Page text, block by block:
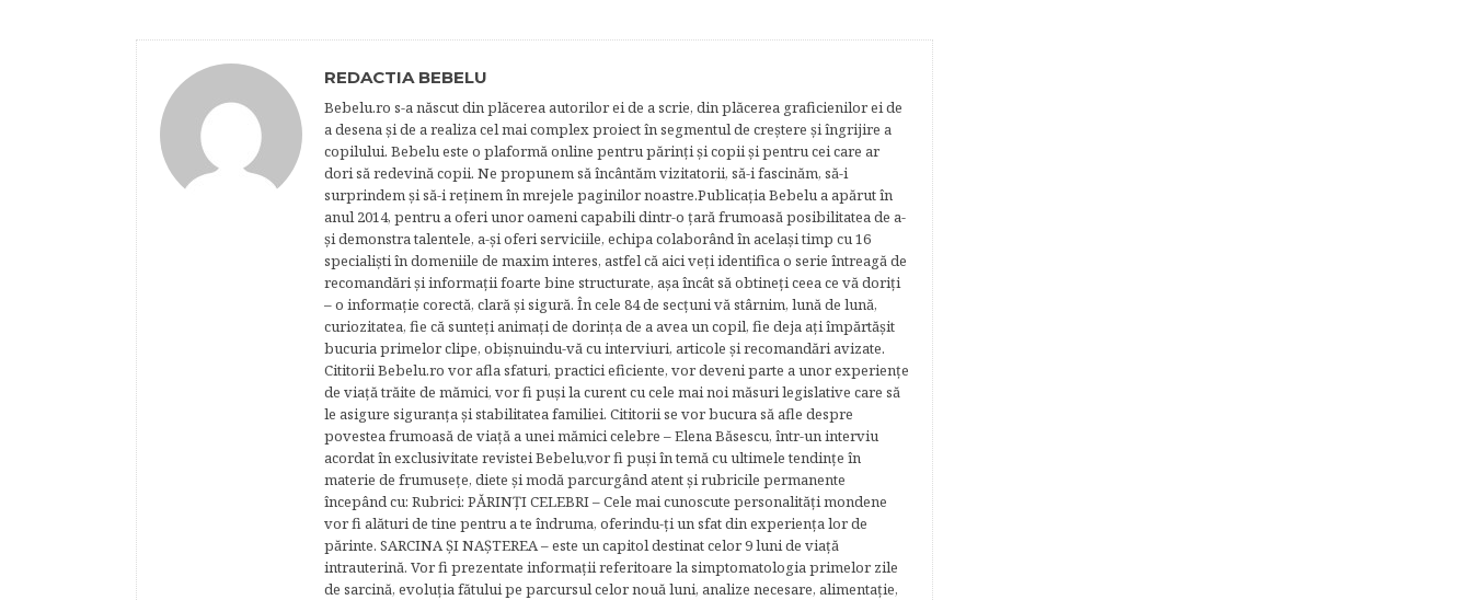
REDACTIA BEBELU
Bebelu.ro s-a născut din plăcerea autorilor ei de a scrie, din plăcerea graficienilor ei de
a desena şi de a realiza cel mai complex proiect în segmentul de creştere şi îngrijire a
copilului. Bebelu este o plaformă online pentru părinţi şi copii şi pentru cei care ar
dori să redevină copii. Ne propunem să încântăm vizitatorii, să-i fascinăm, să-i
surprindem şi să-i reţinem în mrejele paginilor noastre.​ Publicația Bebelu a apărut în
anul 2014, pentru a oferi unor oameni capabili dintr-o ţară frumoasă posibilitatea de a-
şi demonstra talentele, a-şi oferi serviciile, echipa colaborând în acelaşi timp cu 16
specialişti în domeniile de maxim interes, astfel că aici veţi identifica o serie întreagă de
recomandări şi informaţii foarte bine structurate, aşa încât să obtineţi ceea ce vă doriţi
– o informaţie corectă, clară şi sigură. În cele 84 de secțuni vă stârnim, lună de lună,
curiozitatea, fie că sunteţi animaţi de dorinţa de a avea un copil, fie deja aţi împărtăşit
bucuria primelor clipe, obişnuindu-vă cu interviuri, articole şi recomandări avizate.
Cititorii Bebelu.ro vor afla sfaturi, practici eficiente, vor deveni parte a unor experienţe
de viaţă trăite de mămici, vor fi puşi la curent cu cele mai noi măsuri legislative care să
le asigure siguranţa şi stabilitatea familiei. Cititorii se vor bucura să afle despre
povestea frumoasă de viață a unei mămici celebre – Elena Băsescu, într-un interviu
acordat în exclusivitate revistei Bebelu,vor fi puşi în temă cu ultimele tendinţe în
materie de frumuseţe, diete şi modă parcurgând atent şi rubricile permanente
începând cu: Rubrici: PĂRINŢI CELEBRI – Cele mai cunoscute personalităţi mondene
vor fi alături de tine pentru a te îndruma, oferindu-ţi un sfat din experienţa lor de
părinte. SARCINA ŞI NAŞTEREA – este un capitol destinat celor 9 luni de viaţă
intrauterină. Vor fi prezentate informaţii referitoare la simptomatologia primelor zile
de sarcină, evoluţia fătului pe parcursul celor nouă luni, analize necesare, alimentaţie,